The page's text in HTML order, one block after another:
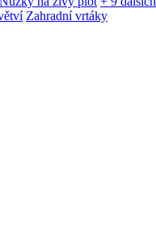
Zahradní vrtáky